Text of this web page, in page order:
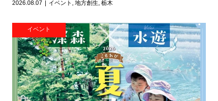
2026.08.07 イベント 地方創生 栃木
イベント